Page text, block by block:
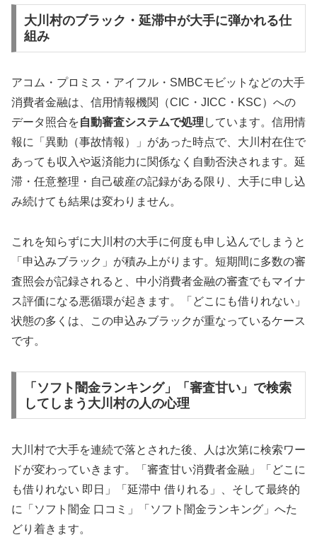
大川村のブラック・延滞中が大手に弾かれる仕
組み
アコム・プロミス・アイフル・SMBCモビットなどの大手
消費者金融は、信用情報機関（CIC・JICC・KSC）への
データ照合を自動審査システムで処理 しています。信用情
報に「異動（事故情報）」があった時点で、大川村在住で
あっても収入や返済能力に関係なく自動否決されます。延
滞・任意整理・自己破産の記録がある限り、大手に申し込
み続けても結果は変わりません。
これを知らずに大川村の大手に何度も申し込んでしまうと
「申込みブラック」が積み上がります。短期間に多数の審
査照会が記録されると、中小消費者金融の審査でもマイナ
ス評価になる悪循環が起きます。「どこにも借りれない」
状態の多くは、この申込みブラックが重なっているケース
です。
「ソフト闇金ランキング」「審査甘い」で検索
してしまう大川村の人の心理
大川村で大手を連続で落とされた後、人は次第に検索ワー
ドが変わっていきます。「審査甘い消費者金融」「どこに
も借りれない 即日」「延滞中 借りれる」、そして最終的
に「ソフト闇金 口コミ」「ソフト闇金ランキング」へた
どり着きます。